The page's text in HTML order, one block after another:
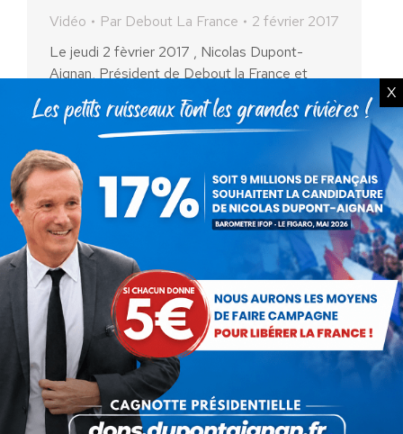
Vidéo Par Debout La France
2 février 2017
Le jeudi 2 fèvrier 2017 , Nicolas Dupont-
Aignan, Président de Debout la France et
candidat à l’élection présidentielle de 2017
était l’invité de « Bourdin Direct » sur RMC-
BFM TV
Laurent Jacobelli invité de
X